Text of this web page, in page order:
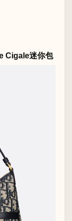
Cigale迷你包